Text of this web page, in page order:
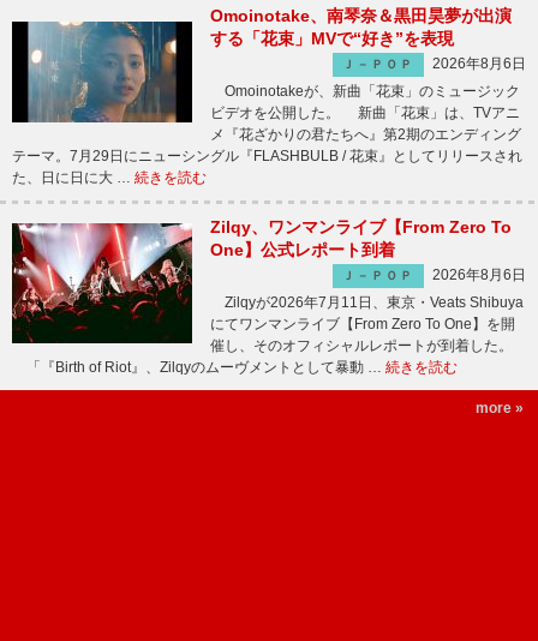
Omoinotake、南琴奈＆黒田昊夢が出演
する「花束」MVで“好き”を表現
Ｊ－ＰＯＰ
2026年8月6日
Omoinotakeが、新曲「花束」のミュージック
ビデオを公開した。 新曲「花束」は、TVアニ
メ『花ざかりの君たちへ』第2期のエンディング
テーマ。7月29日にニューシングル『FLASHBULB / 花束』としてリリースされ
た、日に日に大 … 続きを読む
Zilqy、ワンマンライブ【From Zero To
One】公式レポート到着
Ｊ－ＰＯＰ
2026年8月6日
Zilqyが2026年7月11日、東京・Veats Shibuya
にてワンマンライブ【From Zero To One】を開
催し、そのオフィシャルレポートが到着した。
「『Birth of Riot』、Zilqyのムーヴメントとして暴動 … 続きを読む
more »